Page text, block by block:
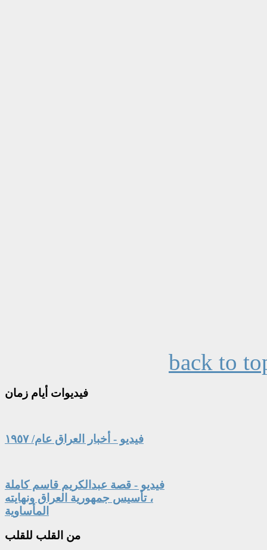
back to
فيديوات أيام زمان
فيديو - أخبار العراق عام/ ١٩٥٧
فيديو - قصة عبدالكريم قاسم كاملة
، تأسيس جمهورية العراق ونهايته
المأساوية
من القلب للقلب